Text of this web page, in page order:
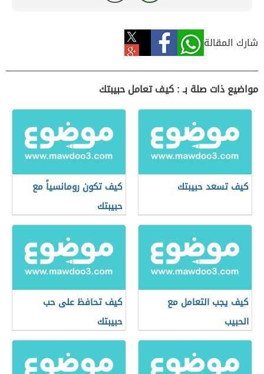
شارك المقالة
مواضيع ذات صلة بـ : كيف تعامل حبيبتك
كيف تسعد حبيبتك
كيف تكون رومانسياً مع
حبيبتك
كيف يجب التعامل مع
الحبيب
كيف تحافظ على حب
حبيبتك